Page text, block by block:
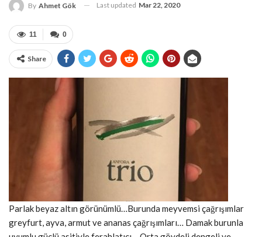
By Ahmet Gök Last updated Mar 22, 2020
0
11
Share
Parlak beyaz altın görünümlü…Burunda meyvemsi çağrışımlar
greyfurt, ayva, armut ve ananas çağrışımları… Damak burunla